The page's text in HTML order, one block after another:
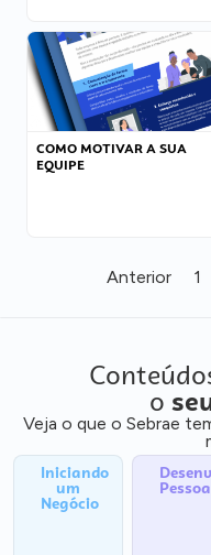
COMO MOTIVAR A SUA
EQUIPE
Anterior 1
o
Veja o que o Sebrae
Iniciando
um
Negócio